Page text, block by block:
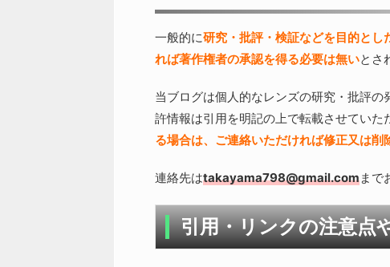
一般的に研究・批評・検証などを目的と
れば著作権者の承認を得る必要は無いとさ
当ブログは個人的なレンズの研究・批評
許情報は引用を明記の上で転載させていた
る場合は、ご連絡いただければ修正又は削
連絡先はtakayama798@gmail.comまで
引用・リンクの注意点